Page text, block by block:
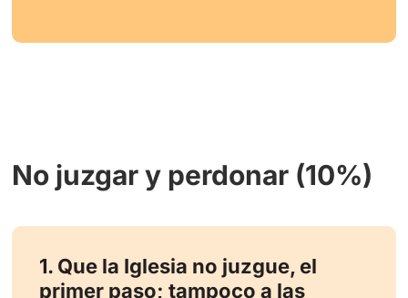
No juzgar y perdonar (10%)
1. Que la Iglesia no juzgue, el
primer paso; tampoco a las